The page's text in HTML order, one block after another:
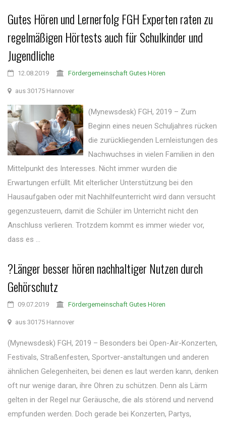
Gutes Hören und Lernerfolg FGH Experten raten zu
regelmäßigen Hörtests auch für Schulkinder und
Jugendliche
12.08.2019 Fördergemeinschaft Gutes Hören
aus 30175 Hannover
(Mynewsdesk) FGH, 2019 – Zum
Beginn eines neuen Schuljahres rücken
die zurückliegenden Lernleistungen des
Nachwuchses in vielen Familien in den
Mittelpunkt des Interesses. Nicht immer wurden die
Erwartungen erfüllt. Mit elterlicher Unterstützung bei den
Hausaufgaben oder mit Nachhilfeunterricht wird dann versucht
gegenzusteuern, damit die Schüler im Unterricht nicht den
Anschluss verlieren. Trotzdem kommt es immer wieder vor,
dass es ...
?Länger besser hören nachhaltiger Nutzen durch
Gehörschutz
09.07.2019 Fördergemeinschaft Gutes Hören
aus 30175 Hannover
(Mynewsdesk) FGH, 2019 – Besonders bei Open-Air-Konzerten,
Festivals, Straßenfesten, Sportver-anstaltungen und anderen
ähnlichen Gelegenheiten, bei denen es laut werden kann, denken
oft nur wenige daran, ihre Ohren zu schützen. Denn als Lärm
gelten in der Regel nur Geräusche, die als störend und nervend
empfunden werden. Doch gerade bei Konzerten, Partys,